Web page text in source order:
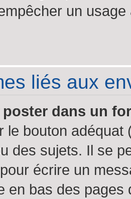
un
liés aux
dans un
le bouton
des sujets. Il se
écrire un
en bas des